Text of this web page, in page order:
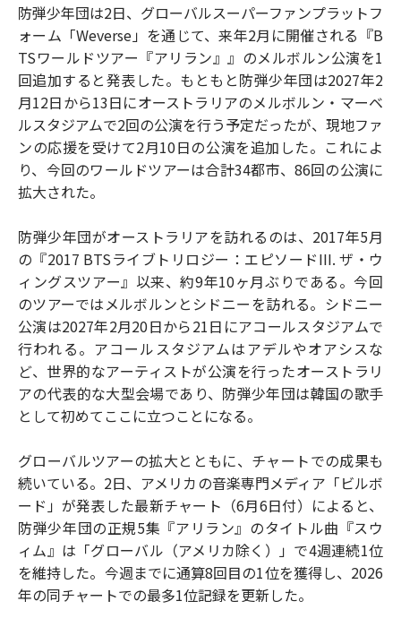
防弾少年団は2日、グローバルスーパーファンプラットフ
ォーム「Weverse」を通じて、来年2月に開催される『B
TSワールドツアー『アリラン』』のメルボルン公演を1
回追加すると発表した。もともと防弾少年団は2027年2
月12日から13日にオーストラリアのメルボルン・マーベ
ルスタジアムで2回の公演を行う予定だったが、現地ファ
ンの応援を受けて2月10日の公演を追加した。これによ
り、今回のワールドツアーは合計34都市、86回の公演に
拡大された。
防弾少年団がオーストラリアを訪れるのは、2017年5月
の『2017 BTSライブトリロジー：エピソードIII. ザ・ウ
ィングスツアー』以来、約9年10ヶ月ぶりである。今回
のツアーではメルボルンとシドニーを訪れる。シドニー
公演は2027年2月20日から21日にアコールスタジアムで
行われる。アコールスタジアムはアデルやオアシスな
ど、世界的なアーティストが公演を行ったオーストラリ
アの代表的な大型会場であり、防弾少年団は韓国の歌手
として初めてここに立つことになる。
グローバルツアーの拡大とともに、チャートでの成果も
続いている。2日、アメリカの音楽専門メディア「ビルボ
ード」が発表した最新チャート（6月6日付）によると、
防弾少年団の正規5集『アリラン』のタイトル曲『スウ
ィム』は「グローバル（アメリカ除く）」で4週連続1位
を維持した。今週までに通算8回目の1位を獲得し、2026
年の同チャートでの最多1位記録を更新した。